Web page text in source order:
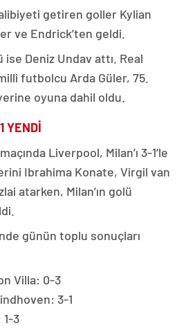
getiren goller Kylian
ve Endrick’ten geldi.
Deniz Undav attı. Real
futbolcu Arda Güler, 75.
oyuna dahil oldu.
YENDİ
Liverpool, Milan’ı 3-1’le
Ibrahima Konate, Virgil van
atarken, Milan’ın golü
günün toplu sonuçları
Villa: 0-3
3-1
3